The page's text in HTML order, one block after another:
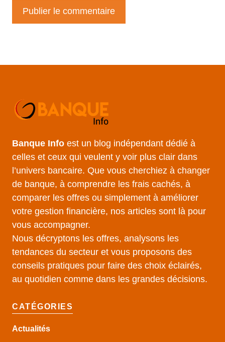
Banque Info est un blog indépendant dédié à
celles et ceux qui veulent y voir plus clair dans
l’univers bancaire. Que vous cherchiez à changer
de banque, à comprendre les frais cachés, à
comparer les offres ou simplement à améliorer
votre gestion financière, nos articles sont là pour
vous accompagner.
Nous décryptons les offres, analysons les
tendances du secteur et vous proposons des
conseils pratiques pour faire des choix éclairés,
au quotidien comme dans les grandes décisions.
CATÉGORIES
Actualités